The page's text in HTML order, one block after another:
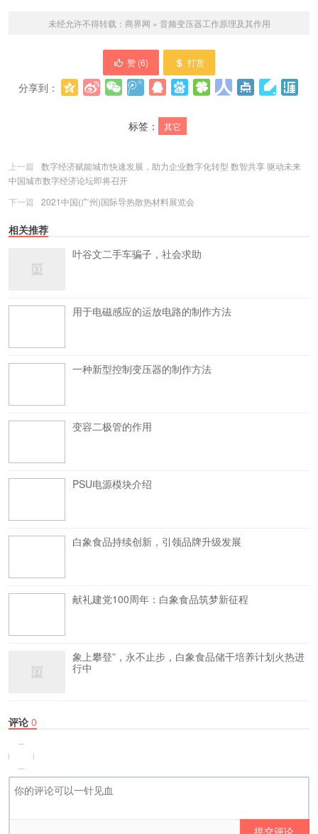
未经允许不得转载： 商界网 » 音频变压器工作原理及其作用
赞 (6) 打赏
分享到：
标签：
其它
上一篇
数字经济赋能城市快速发展，助力企业数字化转型 数智共享 驱动未来
中国城市数字经济论坛即将召开
下一篇
2021中国(广州)国际导热散热材料展览会
相关推荐
叶谷文二手车骗子，社会求助
用于电磁感应的运放电路的制作方法
一种新型控制变压器的制作方法
变容二极管的作用
PSU电源模块介绍
白象食品持续创新，引领品牌升级发展
献礼建党100周年：白象食品筑梦新征程
象上攀登”，永不止步，白象食品储干培养计划火热进
行中
评论 0
提交评论